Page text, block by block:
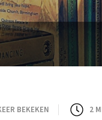
BEKEKEN 2